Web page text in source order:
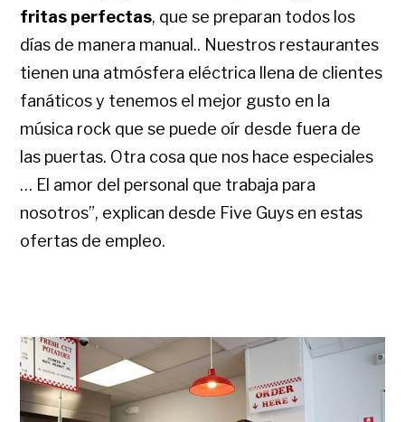
fritas perfectas, que se preparan todos los
días de manera manual.. Nuestros restaurantes
tienen una atmósfera eléctrica llena de clientes
fanáticos y tenemos el mejor gusto en la
música rock que se puede oír desde fuera de
las puertas. Otra cosa que nos hace especiales
… El amor del personal que trabaja para
nosotros”, explican desde Five Guys en estas
ofertas de empleo.